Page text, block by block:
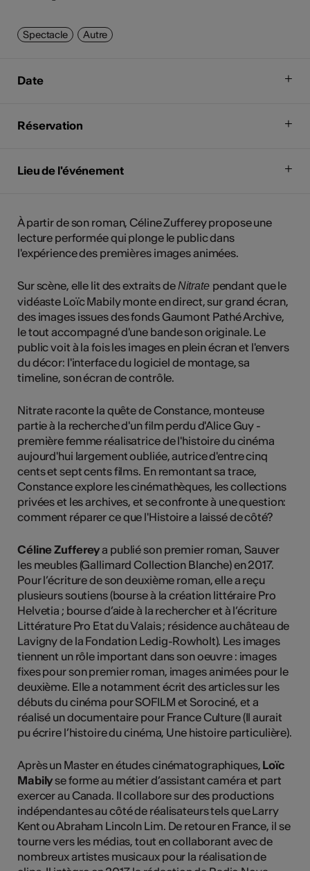
Spectacle Autre
Date
Réservation
Lieu de l'événement
À partir de son roman, Céline Zufferey propose une
lecture performée qui plonge le public dans
l'expérience des premières images animées.
Sur scène, elle lit des extraits deNitrate pendant que le
vidéaste Loïc Mabily monte en direct, sur grand écran,
des images issues des fonds Gaumont Pathé Archive,
le tout accompagné d'une bande son originale. Le
public voit à la fois les images en plein écran et l'envers
du décor: l'interface du logiciel de montage, sa
timeline, son écran de contrôle.
Nitrate raconte la quête de Constance, monteuse
partie à la recherche d'un film perdu d'Alice Guy -
première femme réalisatrice de l'histoire du cinéma
aujourd'hui largement oubliée, autrice d'entre cinq
cents et sept cents films. En remontant sa trace,
Constance explore les cinémathèques, les collections
privées et les archives, et se confronte à une question:
comment réparer ce que l'Histoire a laissé de côté?
Céline Zuffereya publié son premier roman, Sauver
les meubles (Gallimard Collection Blanche) en 2017.
Pour l’écriture de son deuxième roman, elle a reçu
plusieurs soutiens (bourse à la création littéraire Pro
Helvetia ; bourse d’aide à la rechercher et à l’écriture
Littérature Pro Etat du Valais ; résidence au château de
Lavigny de la Fondation Ledig-Rowholt). Les images
tiennent un rôle important dans son oeuvre : images
fixes pour son premier roman, images animées pour le
deuxième. Elle a notamment écrit des articles sur les
débuts du cinéma pour SOFILM et Sorociné, et a
réalisé un documentaire pour France Culture (Il aurait
pu écrire l’histoire du cinéma, Une histoire particulière).
Après un Master en études cinématographiques, Loïc
Mabilyse forme au métier d’assistant caméra et part
exercer au Canada. Il collabore sur des productions
indépendantes au côté de réalisateurs tels que Larry
Kent ou Abraham Lincoln Lim. De retour en France, il se
tourne vers les médias, tout en collaborant avec de
nombreux artistes musicaux pour la réalisation de